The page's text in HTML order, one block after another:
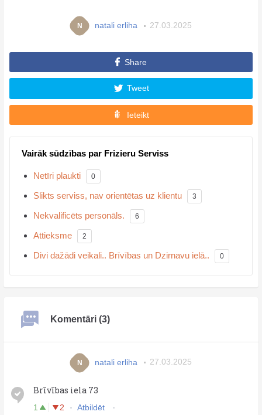
N natali erliha 27.03.2025
Share
Tweet
Ieteikt
Vairāk sūdzības par Frizieru Serviss
Netīri plaukti 0
Slikts serviss, nav orientētas uz klientu 3
Nekvalificēts personāls. 6
Attieksme 2
Divi dažādi veikali.. Brīvības un Dzirnavu ielā.. 0
Komentāri (3)
N natali erliha 27.03.2025
Brīvības iela 73
1 2 Atbildēt